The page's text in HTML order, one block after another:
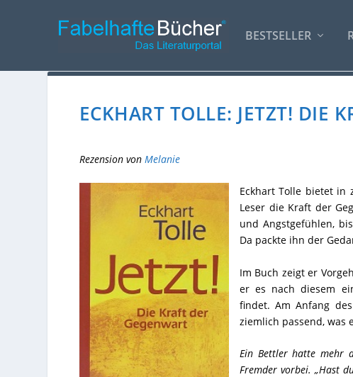
BESTSELLER
ECKHART TOLLE: JETZT! DIE
Rezension von Melanie
Eckhart Tolle bietet in
Leser die Kraft der
und Angstgefühlen,
Da packte ihn der
Im Buch zeigt er
er es nach diesem
findet. Am Anfang
ziemlich passend, was
Ein Bettler hatte mehr
Fremder vorbei. „Hast